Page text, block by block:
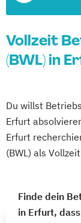
Vollzeit
(BWL) in
Du willst
Erfurt
Erfurt
(BWL) als
Finde dein
in Erfurt,